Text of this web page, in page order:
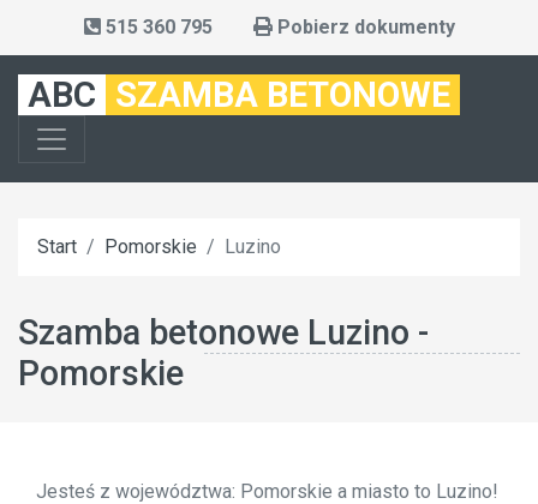
515 360 795 Pobierz dokumenty
ABC SZAMBA BETONOWE
Start Pomorskie Luzino
Szamba betonowe Luzino -
Pomorskie
Jesteś z województwa: Pomorskie a miasto to Luzino!